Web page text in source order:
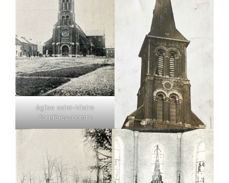
église saint-hilaire
Carnières-centre